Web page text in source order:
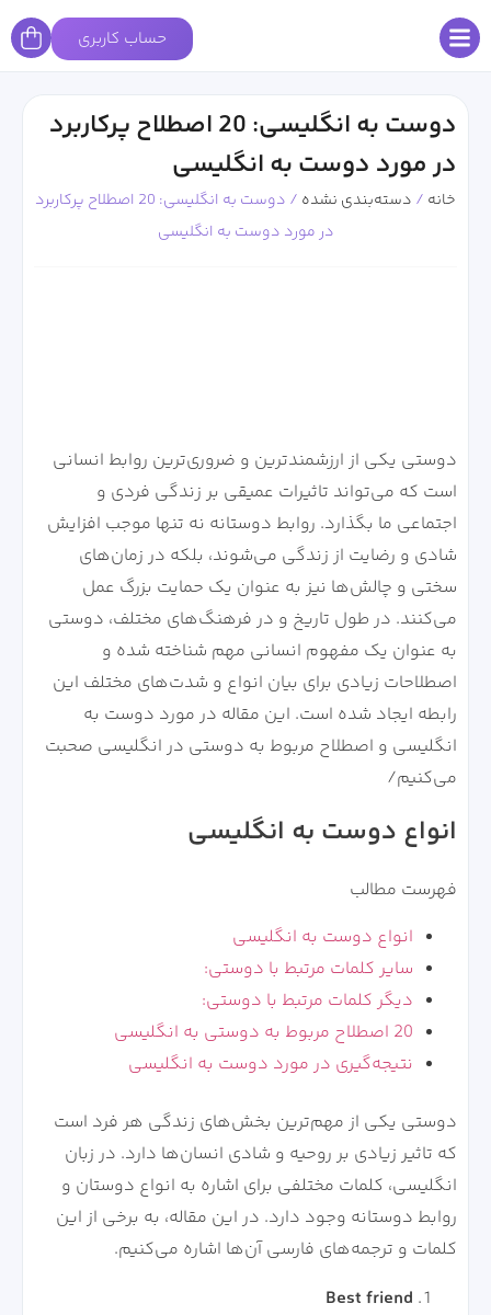
حساب کاربری
دوست به انگلیسی: 20 اصطلاح پرکاربرد
در مورد دوست به انگلیسی
خانه / دسته‌بندی نشده /
دوست به انگلیسی: 20 اصطلاح پرکاربرد
در مورد دوست به انگلیسی
دوستی یکی از ارزشمندترین و ضروری‌ترین روابط انسانی
است که می‌تواند تاثیرات عمیقی بر زندگی فردی و
اجتماعی ما بگذارد. روابط دوستانه نه تنها موجب افزایش
شادی و رضایت از زندگی می‌شوند، بلکه در زمان‌های
سختی و چالش‌ها نیز به عنوان یک حمایت بزرگ عمل
می‌کنند. در طول تاریخ و در فرهنگ‌های مختلف، دوستی
به عنوان یک مفهوم انسانی مهم شناخته شده و
اصطلاحات زیادی برای بیان انواع و شدت‌های مختلف این
رابطه ایجاد شده است. این مقاله در مورد دوست به
انگلیسی و اصطلاح مربوط به دوستی در انگلیسی صحبت
می‌کنیم/
انواع دوست به انگلیسی
فهرست مطالب
انواع دوست به انگلیسی
سایر کلمات مرتبط با دوستی:
دیگر کلمات مرتبط با دوستی:
20 اصطلاح مربوط به دوستی به انگلیسی
نتیجه‌گیری در مورد دوست به انگلیسی
دوستی یکی از مهم‌ترین بخش‌های زندگی هر فرد است
که تاثیر زیادی بر روحیه و شادی انسان‌ها دارد. در زبان
انگلیسی، کلمات مختلفی برای اشاره به انواع دوستان و
روابط دوستانه وجود دارد. در این مقاله، به برخی از این
کلمات و ترجمه‌های فارسی آن‌ها اشاره می‌کنیم.
Best friend